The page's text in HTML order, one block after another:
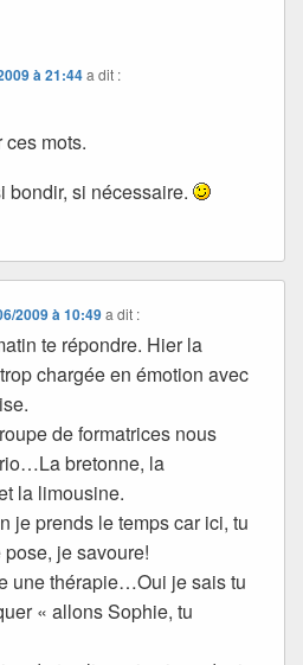
à 21:44a dit :
mots.
bondir, si nécessaire.
2009 à 10:49 a dit :
te répondre. Hier la
chargée en émotion avec
de formatrices nous
bretonne, la
la limousine.
je prends le temps car ici, tu
je savoure!
une thérapie…Oui je sais tu
« allons Sophie, tu